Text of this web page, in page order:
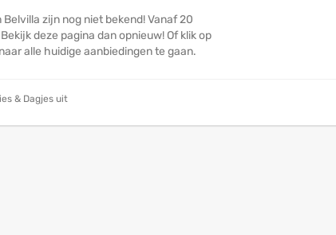
zijn nog niet bekend! Vanaf 20
deze pagina dan opnieuw! Of klik op
alle huidige aanbiedingen te gaan.
& Dagjes uit